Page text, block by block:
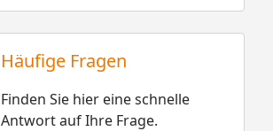
Häufige Fragen
Finden Sie hier eine schnelle
Antwort auf Ihre Frage.